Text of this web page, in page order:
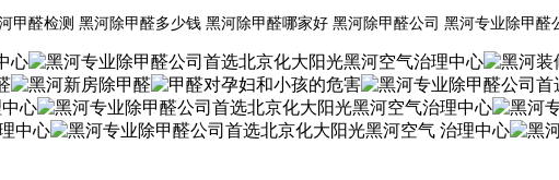
醛检测 黑河除甲醛多少钱 黑河除甲醛哪家好 黑河除甲醛公司 黑河专业除甲醛